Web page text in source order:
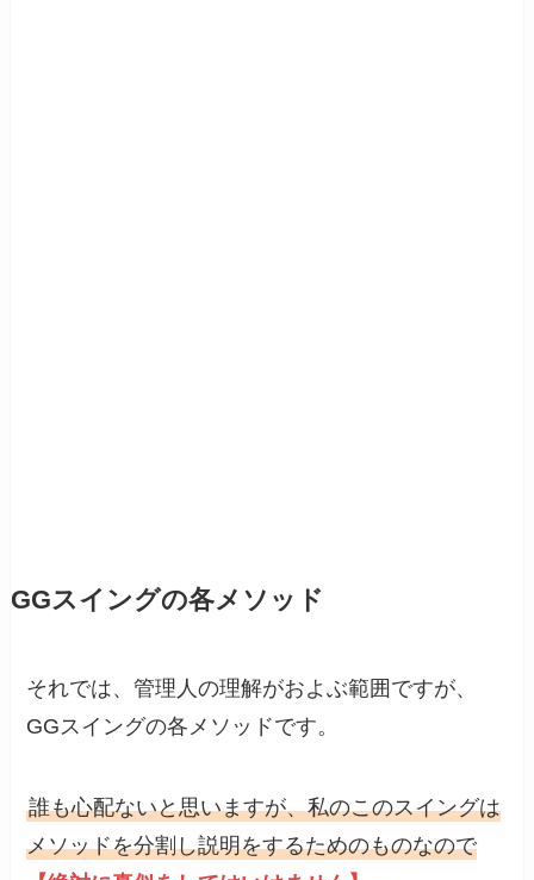
GGスイングの各メソッド
それでは、管理人の理解がおよぶ範囲ですが、
GGスイングの各メソッドです。
誰も心配ないと思いますが、私のこのスイングは
メソッドを分割し説明をするためのものなので